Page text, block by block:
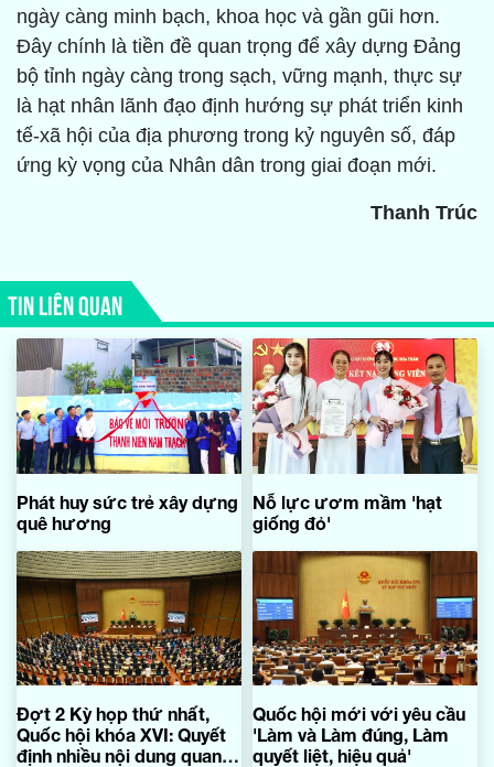
ngày càng minh bạch, khoa học và gần gũi hơn.
Đây chính là tiền đề quan trọng để xây dựng Đảng
bộ tỉnh ngày càng trong sạch, vững mạnh, thực sự
là hạt nhân lãnh đạo định hướng sự phát triển kinh
tế-xã hội của địa phương trong kỷ nguyên số, đáp
ứng kỳ vọng của Nhân dân trong giai đoạn mới.
Thanh Trúc
TIN LIÊN QUAN
Phát huy sức trẻ xây dựng
quê hương
Nỗ lực ươm mầm 'hạt
giống đỏ'
Đợt 2 Kỳ họp thứ nhất,
Quốc hội khóa XVI: Quyết
định nhiều nội dung quan
Quốc hội mới với yêu cầu
'Làm và Làm đúng, Làm
quyết liệt, hiệu quả'